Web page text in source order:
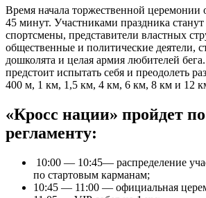
Время начала торжественной
45 минут. Участниками праздника
спортсмены, представители властных
общественные и политические деятели,
дошколята и целая армия любителей
предстоит испытать себя и преодолеть
400 м, 1 км, 1,5 км, 4 км, 6 км, 8 км и 12
«Кросс нации» пройдет
регламенту:
10:00 — 10:45— распределение
по стартовым карманам;
10:45 — 11:00 — официальная